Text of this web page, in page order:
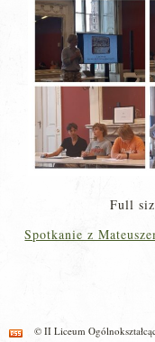
Full
Spotkanie z
© II Liceum